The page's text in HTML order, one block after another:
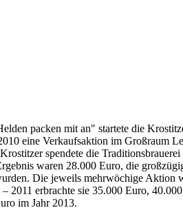
packen mit an" startete die
eine Verkaufsaktion im Großraum
spendete die Traditionsbrauerei
waren 28.000 Euro, die
Die jeweils mehrwöchige Aktion
2011 erbrachte sie 35.000 Euro,
im Jahr 2013.